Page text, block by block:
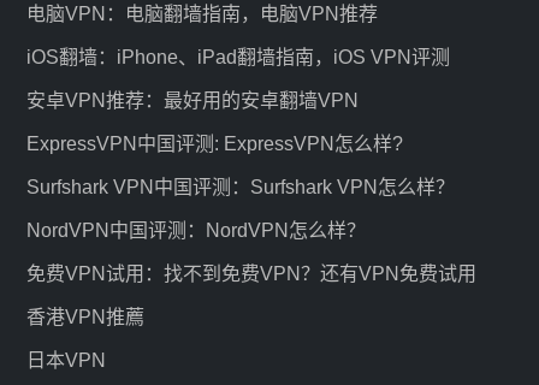
电脑VPN：电脑翻墙指南，电脑VPN推荐
iOS翻墙：iPhone、iPad翻墙指南，iOS VPN评测
安卓VPN推荐：最好用的安卓翻墙VPN
ExpressVPN中国评测: ExpressVPN怎么样?
Surfshark VPN中国评测：Surfshark VPN怎么样？
NordVPN中国评测：NordVPN怎么样？
免费VPN试用：找不到免费VPN？还有VPN免费试用
香港VPN推薦
日本VPN